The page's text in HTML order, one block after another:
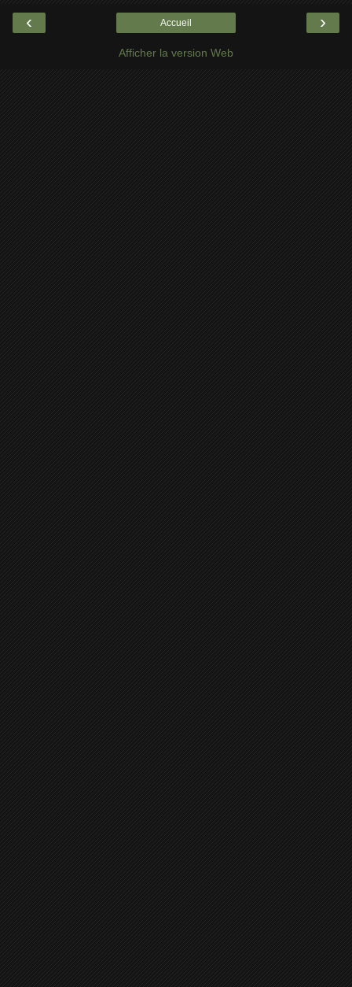
‹ ›
Accueil
Afficher la version Web